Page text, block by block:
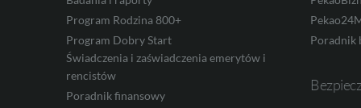
Program Rodzina 800+
Program Dobry Start
Świadczenia i zaświadczenia emerytów i
rencistów
Poradnik finansowy
Poradnik